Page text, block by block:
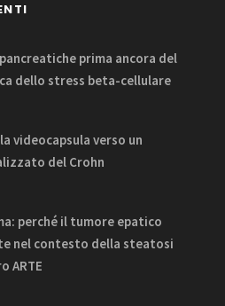
prima ancora del
dello stress beta-cellulare
videocapsula verso un
del Crohn
perché il tumore epatico
nel contesto della steatosi
ARTE